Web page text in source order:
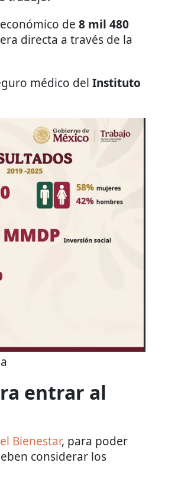
de 8 mil 480
directa a través de la
médico del Instituto
entrar al
Bienestar, para poder
considerar los